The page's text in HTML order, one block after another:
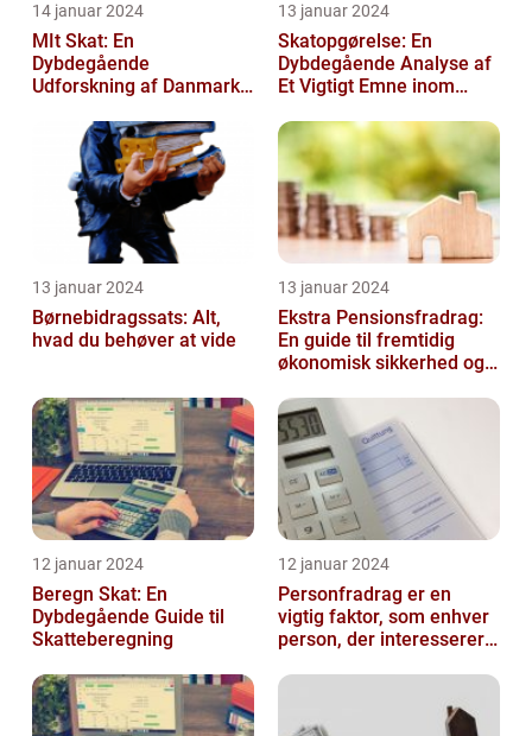
14 januar 2024
MIt Skat: En
Dybdegående
Udforskning af Danmarks
13 januar 2024
Skatopgørelse: En
Dybdegående Analyse af
Et Vigtigt Emne inom
13 januar 2024
Børnebidragssats: Alt,
hvad du behøver at vide
13 januar 2024
Ekstra Pensionsfradrag:
En guide til fremtidig
økonomisk sikkerhed og
12 januar 2024
Beregn Skat: En
Dybdegående Guide til
Skatteberegning
12 januar 2024
Personfradrag er en
vigtig faktor, som enhver
person, der interesserer
personlig ...